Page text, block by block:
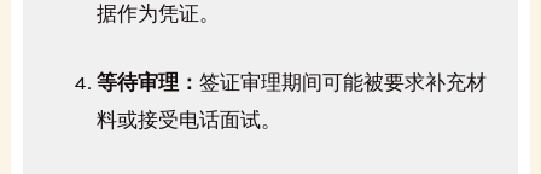
据作为凭证。
等待审理：签证审理期间可能被要求补充材
料或接受电话面试。